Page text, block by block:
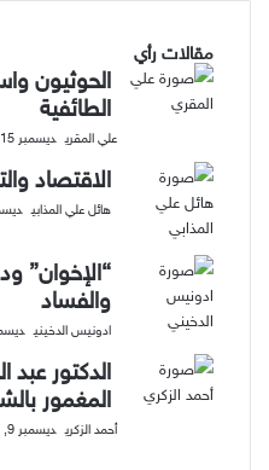
مقالات رأي
الحوثيون
الطائفية
علي المقري ديسمبر 15, 2022
الاقتصاد
هائل علي المذابي ديسمبر
“الإخوان”
والفساد
ادونيس الدخيني ديسمبر
الدكتور عبد
المغمور
أحمد الزكري ديسمبر 9, 2022